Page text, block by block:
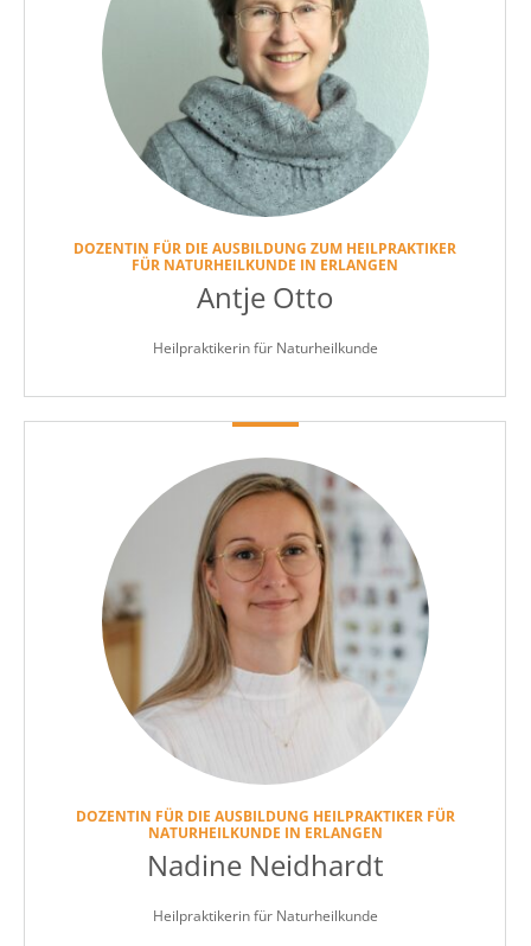
DOZENTIN FÜR DIE AUSBILDUNG ZUM HEILPRAKTIKER
FÜR NATURHEILKUNDE IN ERLANGEN
Antje Otto
Heilpraktikerin für Naturheilkunde
DOZENTIN FÜR DIE AUSBILDUNG HEILPRAKTIKER FÜR
NATURHEILKUNDE IN ERLANGEN
Nadine Neidhardt
Heilpraktikerin für Naturheilkunde